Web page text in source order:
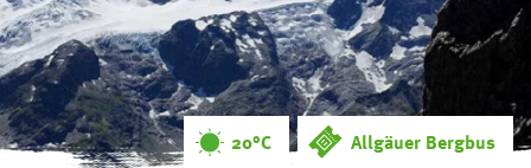
Service
Ortsgruppe
Obergünzburg
20°C Allgäuer Bergbus